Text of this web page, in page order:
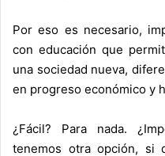
Por eso es necesario,
con educación que
una sociedad nueva,
en progreso económico y
¿Fácil? Para nada.
tenemos otra opción, si